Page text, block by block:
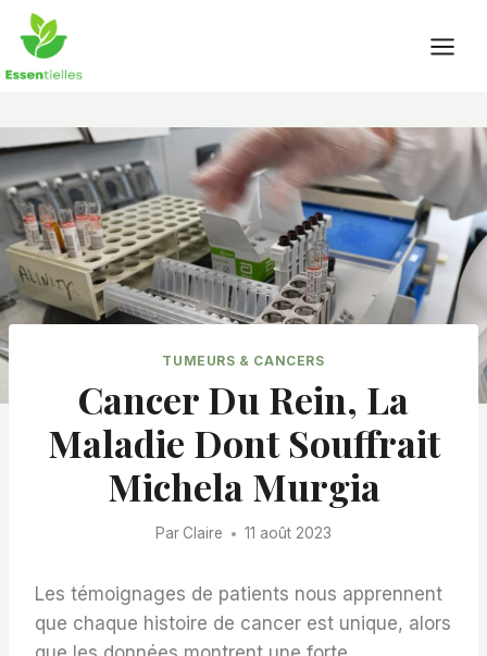
Skip
content
TUMEURS & CANCERS
Cancer Du Rein, La
Maladie Dont Souffrait
Michela Murgia
Par Claire 11 août 2023
Les témoignages de patients nous apprennent
que chaque histoire de cancer est unique, alors